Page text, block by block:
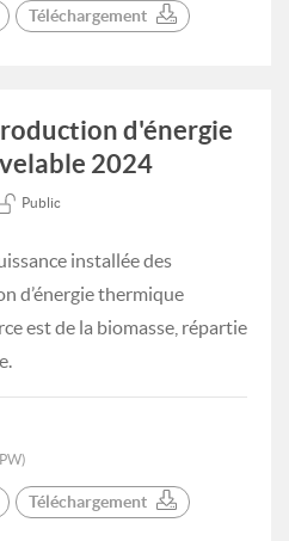
Téléchargement
d'énergie
2024
Public
installée des
d’énergie thermique
est de la biomasse, répartie
Téléchargement